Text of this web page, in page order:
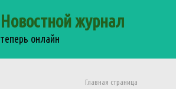
Новостной журнал
теперь онлайн
Главная страница